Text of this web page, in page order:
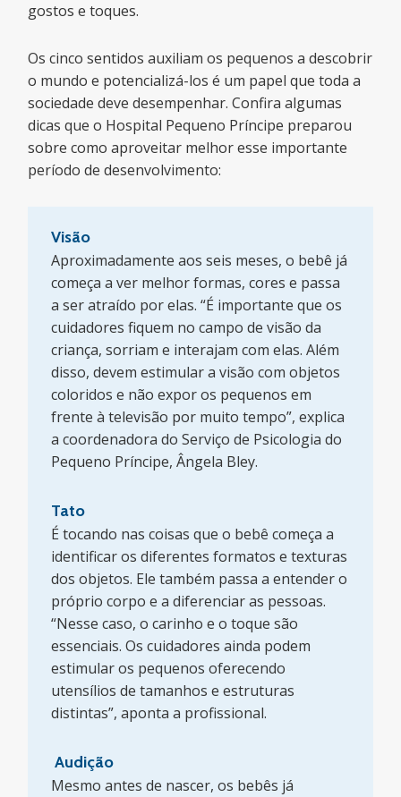
gostos e toques.
Os cinco sentidos auxiliam os pequenos a descobrir
o mundo e potencializá-los é um papel que toda a
sociedade deve desempenhar. Confira algumas
dicas que o Hospital Pequeno Príncipe preparou
sobre como aproveitar melhor esse importante
período de desenvolvimento:
Visão
Aproximadamente aos seis meses, o bebê já
começa a ver melhor formas, cores e passa
a ser atraído por elas. “É importante que os
cuidadores fiquem no campo de visão da
criança, sorriam e interajam com elas. Além
disso, devem estimular a visão com objetos
coloridos e não expor os pequenos em
frente à televisão por muito tempo”, explica
a coordenadora do Serviço de Psicologia do
Pequeno Príncipe, Ângela Bley.
Tato
É tocando nas coisas que o bebê começa a
identificar os diferentes formatos e texturas
dos objetos. Ele também passa a entender o
próprio corpo e a diferenciar as pessoas.
“Nesse caso, o carinho e o toque são
essenciais. Os cuidadores ainda podem
estimular os pequenos oferecendo
utensílios de tamanhos e estruturas
distintas”, aponta a profissional.
Audição
Mesmo antes de nascer, os bebês já